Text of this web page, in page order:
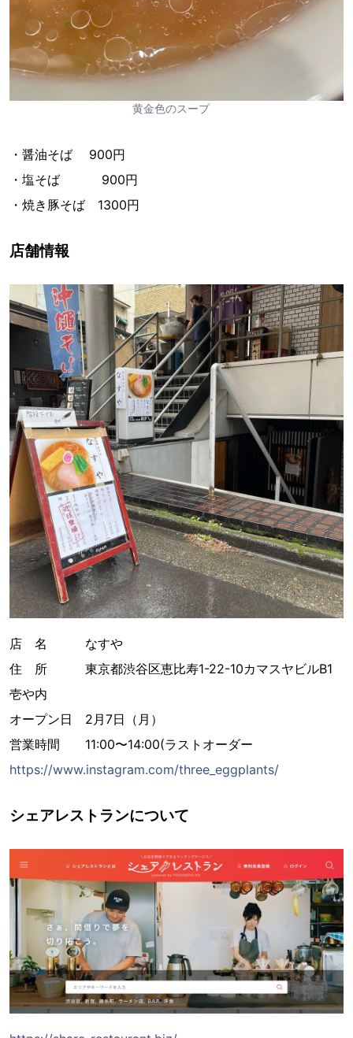
黄金色のスープ
・醤油そば 900円
・塩そば 900円
・焼き豚そば 1300円
店舗情報
店 名 なすや
住 所 東京都渋谷区恵比寿1-22-10カマスヤビルB1
壱や内
オープン日 2月7日（月）
営業時間 11:00〜14:00(ラストオーダー
https://www.instagram.com/three_eggplants/
シェアレストランについて